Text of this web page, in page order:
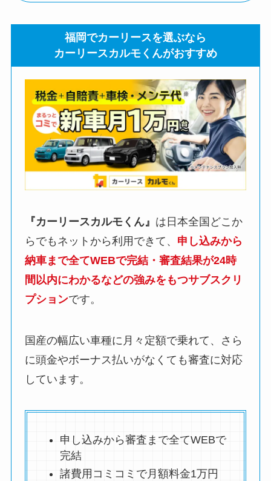
福岡でカーリースを選ぶなら
カーリースカルモくんがおすすめ
『カーリースカルモくん』 は日本全国どこか
らでもネットから利用できて、 申し込みから
納車まで全てWEBで完結・審査結果が24時
間以内にわかるなどの強みをもつサブスクリ
プションです。
国産の幅広い車種に月々定額で乗れて、さら
に頭金やボーナス払いがなくても審査に対応
しています。
申し込みから審査まで全てWEBで
完結
諸費用コミコミで月額料金1万円